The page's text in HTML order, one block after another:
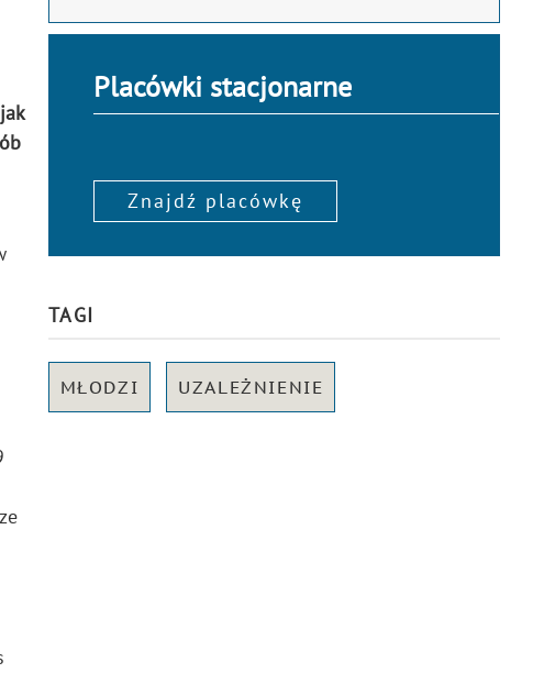
Placówki stacjonarne
Znajdź placówkę
TAGI
MŁODZI UZALEŻNIENIE